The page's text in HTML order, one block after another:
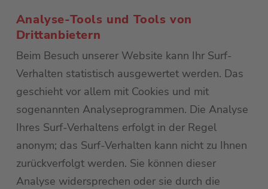
Analyse-Tools und Tools von
Drittanbietern
Beim Besuch unserer Website kann Ihr Surf-
Verhalten statistisch ausgewertet werden. Das
geschieht vor allem mit Cookies und mit
sogenannten Analyseprogrammen. Die Analyse
Ihres Surf-Verhaltens erfolgt in der Regel
anonym; das Surf-Verhalten kann nicht zu Ihnen
zurückverfolgt werden. Sie können dieser
Analyse widersprechen oder sie durch die